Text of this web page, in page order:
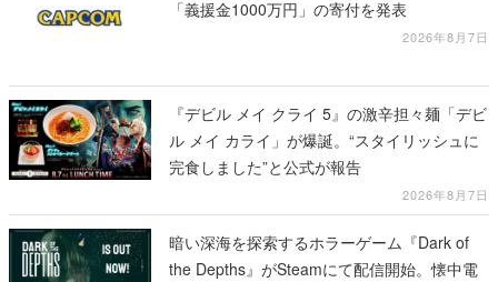
「義援金1000万円」の寄付を発表
2026年8月7日
『デビル メイ クライ 5』の激辛担々麺「デビ
ル メイ カライ」が爆誕。“スタイリッシュに
完食しました”と公式が報告
2026年8月7日
暗い深海を探索するホラーゲーム『Dark of
the Depths』がSteamにて配信開始。懐中電